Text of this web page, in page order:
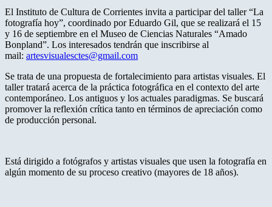
El Instituto de Cultura de Corrientes invita a participar del taller “La
fotografía hoy”, coordinado por Eduardo Gil, que se realizará el 15
y 16 de septiembre en el Museo de Ciencias Naturales “Amado
Bonpland”. Los interesados tendrán que inscribirse al
mail: artesvisualesctes@gmail.com
Se trata de una propuesta de fortalecimiento para artistas visuales. El
taller tratará acerca de la práctica fotográfica en el contexto del arte
contemporáneo. Los antiguos y los actuales paradigmas. Se buscará
promover la reflexión crítica tanto en términos de apreciación como
de producción personal.
Está dirigido a fotógrafos y artistas visuales que usen la fotografía en
algún momento de su proceso creativo (mayores de 18 años).